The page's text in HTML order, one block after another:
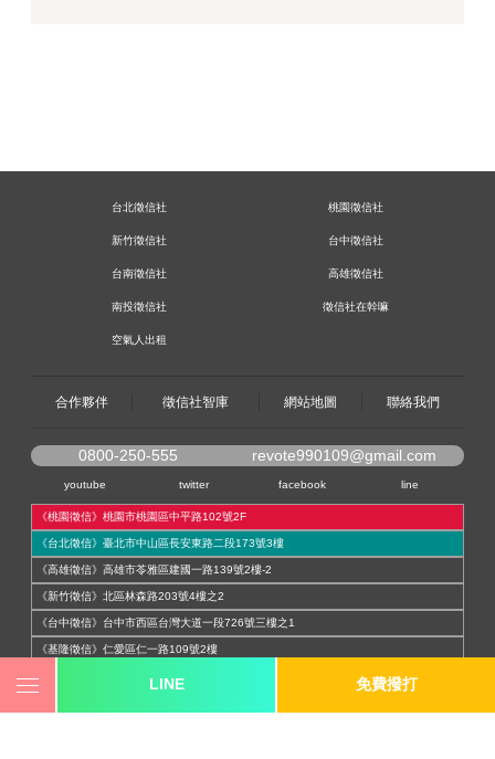
LINE 免費撥打
台北徵信社 桃園徵信社
新竹徵信社 台中徵信社
台南徵信社 高雄徵信社
南投徵信社 徵信社在幹嘛
空氣人出租
合作夥伴 徵信社智庫 網站地圖 聯絡我們
0800-250-555 revote990109@gmail.com
youtube twitter facebook line
《桃園徵信》桃園市桃園區中平路102號2F
《台北徵信》臺北市中山區長安東路二段173號3樓
《高雄徵信》高雄市苓雅區建國一路139號2樓-2
《新竹徵信》北區林森路203號4樓之2
《台中徵信》台中市西區台灣大道一段726號三樓之1
《基隆徵信》仁愛區仁一路109號2樓
《香港徵信》100 Queen's Road Central,6th,12th,&15th Floors,Central
《日本徵信》30/F Shinjuku Park Tower,3-7-1 Nishi-Shinjuku,Shinjuku-ku,Tokyo,163-
1030